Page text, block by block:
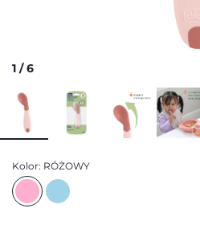
1 /6
Kolor: RÓŻOWY